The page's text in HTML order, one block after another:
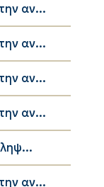
αν...
αν...
αν...
αν...
αν...